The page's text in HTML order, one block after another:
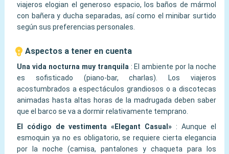
viajeros elogian el generoso espacio, los baños de mármol
con bañera y ducha separadas, así como el minibar surtido
según sus preferencias personales.
Aspectos a tener en cuenta
Una vida nocturna muy tranquila : El ambiente por la noche
es sofisticado (piano-bar, charlas). Los viajeros
acostumbrados a espectáculos grandiosos o a discotecas
animadas hasta altas horas de la madrugada deben saber
que el barco se va a dormir relativamente temprano.
El código de vestimenta «Elegant Casual» : Aunque el
esmoquin ya no es obligatorio, se requiere cierta elegancia
por la noche (camisa, pantalones y chaqueta para los